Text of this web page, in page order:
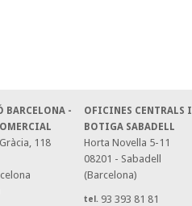
OFICINES CENTRALS I
BOTIGA SABADELL
Horta Novella 5-11
08201 - Sabadell
(Barcelona)
tel. 93 393 81 81
BARCELONA -
118